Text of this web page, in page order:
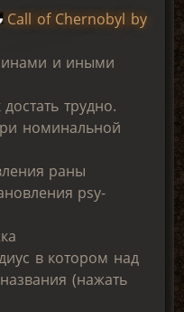
Call of Chernobyl by
и иными
трудно.
номинальной
раны
psy-
в котором над
(нажать